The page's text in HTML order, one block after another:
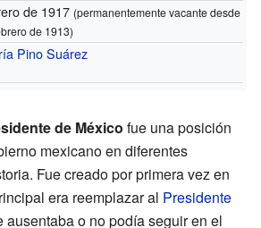
de 1917 (permanentemente vacante desde
de 1913)
Pino Suárez
de México fue una posición
mexicano en diferentes
Fue creado por primera vez en
era reemplazar al Presidente
ausentaba o no podía seguir en el